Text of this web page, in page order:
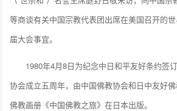
等商谈有关中国宗教代表团出席在美国召开的
届大会事宜。
1980年4月8日为纪念中日和平友好条约签
协会成立五周年，由中国佛教协会和日中友好
佛教画册《中国佛教之旅》在日本出版。